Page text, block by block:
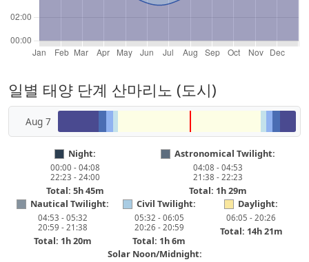
일별 태양 단계 산마리노 (도시)
Aug 7
Night:
00:00 - 04:08
22:23 - 24:00
Total: 5h 45m
Astronomical Twilight:
04:08 - 04:53
21:38 - 22:23
Total: 1h 29m
Nautical Twilight:
04:53 - 05:32
20:59 - 21:38
Total: 1h 20m
Civil Twilight:
05:32 - 06:05
20:26 - 20:59
Total: 1h 6m
Daylight:
06:05 - 20:26
Total: 14h 21m
Solar Noon/Midnight: